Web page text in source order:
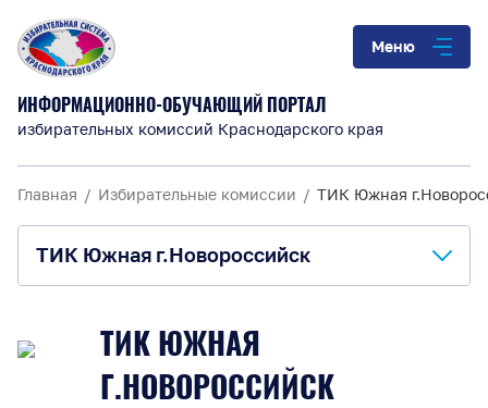
Меню
ИНФОРМАЦИОННО-ОБУЧАЮЩИЙ ПОРТАЛ
избирательных комиссий Краснодарского края
Главная Избирательные комиссии ТИК Южная
ТИК Южная г.Новороссийск
ТИК ЮЖНАЯ
Г.НОВОРОССИЙСК